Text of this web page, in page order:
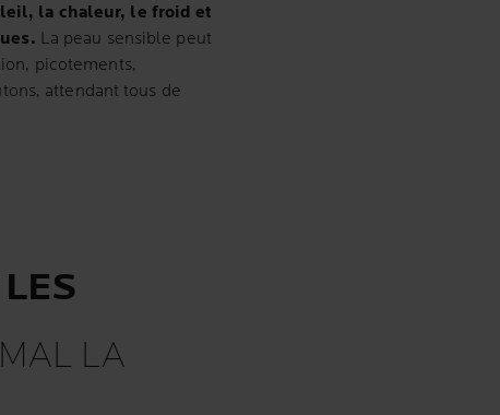
la chaleur, le froid et
La peau sensible peut
picotements,
attendant tous de
LA